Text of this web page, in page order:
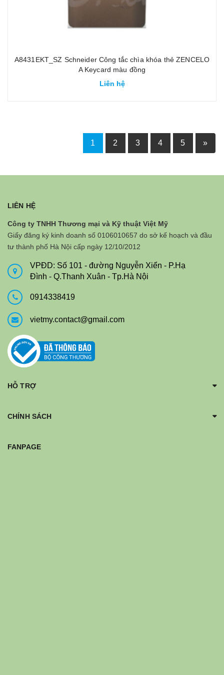
A8431EKT_SZ Schneider Công tắc chìa khóa thẻ ZENCELO
A Keycard màu đồng
Liên hệ
1 2 3 4 5 »
LIÊN HỆ
Công ty TNHH Thương mại và Kỹ thuật Việt Mỹ
Giấy đăng ký kinh doanh số 0106010657 do sở kế hoạch và đầu
tư thành phố Hà Nội cấp ngày 12/10/2012
VPĐD: Số 101 - đường Nguyễn Xiển - P.Hạ
Đình - Q.Thanh Xuân - Tp.Hà Nội
0914338419
vietmy.contact@gmail.com
HỖ TRỢ
CHÍNH SÁCH
FANPAGE